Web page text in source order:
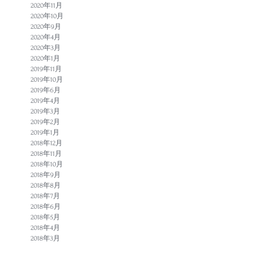
2020年11月
2020年10月
2020年9月
2020年4月
2020年3月
2020年1月
2019年11月
2019年10月
2019年6月
2019年4月
2019年3月
2019年2月
2019年1月
2018年12月
2018年11月
2018年10月
2018年9月
2018年8月
2018年7月
2018年6月
2018年5月
2018年4月
2018年3月